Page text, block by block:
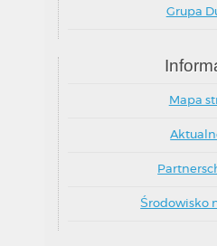
Grupa
Mapa
Środowisko